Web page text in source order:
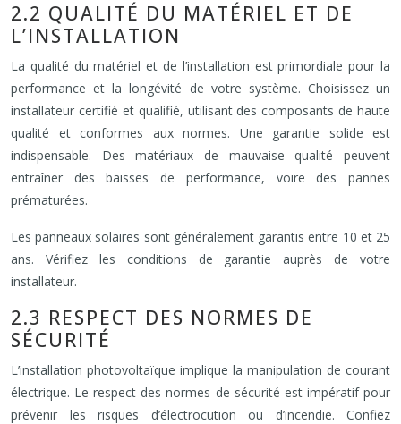
2.2 QUALITÉ DU MATÉRIEL ET DE
L’INSTALLATION
La qualité du matériel et de l’installation est primordiale pour la
performance et la longévité de votre système. Choisissez un
installateur certifié et qualifié, utilisant des composants de haute
qualité et conformes aux normes. Une garantie solide est
indispensable. Des matériaux de mauvaise qualité peuvent
entraîner des baisses de performance, voire des pannes
prématurées.
Les panneaux solaires sont généralement garantis entre 10 et 25
ans. Vérifiez les conditions de garantie auprès de votre
installateur.
2.3 RESPECT DES NORMES DE
SÉCURITÉ
L’installation photovoltaïque implique la manipulation de courant
électrique. Le respect des normes de sécurité est impératif pour
prévenir les risques d’électrocution ou d’incendie. Confiez